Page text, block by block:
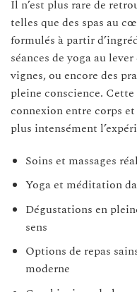
Il n’est plus rare de
telles que des spas au
formulés à partir
séances de yoga au
vignes, ou encore des
pleine conscience.
connexion entre corps
plus intensément
Soins et massages
Yoga et méditation
Dégustations en
sens
Options de repas
moderne